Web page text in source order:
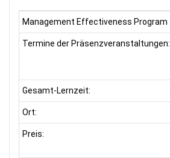
Management Effectiveness Program
Termine der Präsenzveranstaltungen:
Gesamt-Lernzeit:
Ort:
Preis: